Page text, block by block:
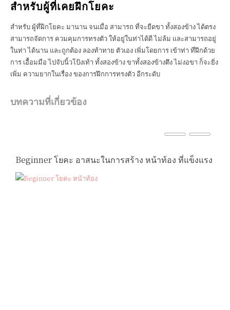
สำหรับผู้ที่เคยฝึกโยคะ
สำหรับ ผู้ที่ฝีกโยคะ มานาน จนเมื่อ สามารถ ที่จะยืดขา ทั้งสองข้าง ได้ตรง
สามารถจัดการ ควมคุมการทรงตัว ให้อยู่ในท่าได้ดี ไม่ล้ม และสามารถอยู่
ในท่า ได้นาน และถูกต้อง ลองท้าทาย ตัวเอง เพิ่มโดยการ เข้าท่า ที่ฝึกด้วย
การ เอื้อมมือ ไปจับนิ้วโป้งเท้า ทั้งสองข้าง ขาทั้งสองข้างตึง ไม่งอขา ก็จะยิ่ง
เพิ่ม ความยากในเรื่อง ของการฝึกการทรงตัว อีกระดับ
บทความที่เกี่ยวข้อง
Beginner โยคะ อาสนะในการสร้าง หน้าท้อง ที่แข็งแรง